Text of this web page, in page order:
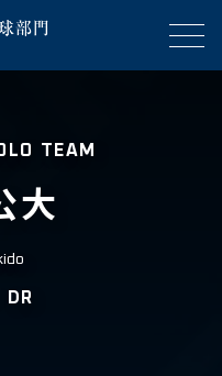
TEAM
大
DR